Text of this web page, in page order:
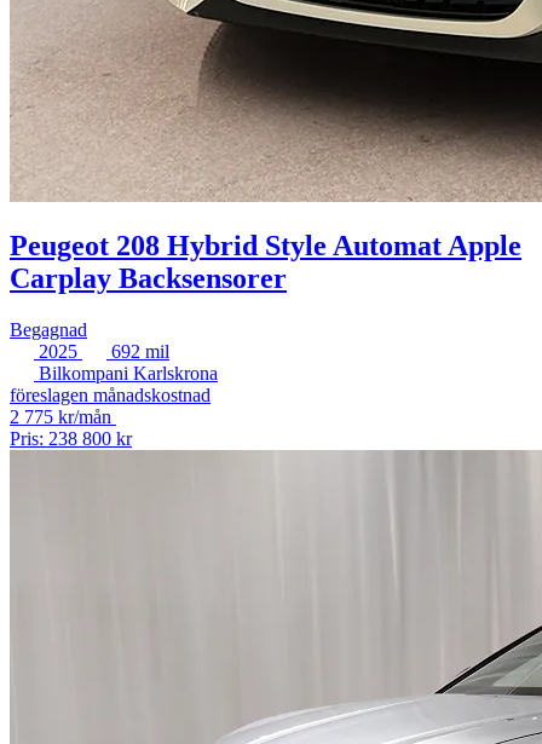
Peugeot 208 Hybrid Style Automat Apple
Carplay Backsensorer
Begagnad
2025
692 mil
Bilkompani Karlskrona
föreslagen månadskostnad
2 775 kr/mån
Pris: 238 800 kr